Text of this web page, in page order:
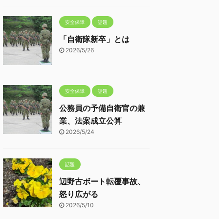
安全保障 話題
「自衛隊新卒」とは
2026/5/26
安全保障 話題
公務員の予備自衛官の兼
業、法案成立公算
2026/5/24
話題
辺野古ボート転覆事故、
怒り広がる
2026/5/10